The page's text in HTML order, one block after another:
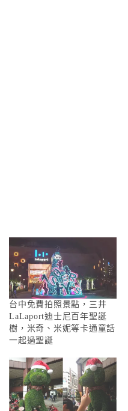
台中免費拍照景點，三井
LaLaport迪士尼百年聖誕
樹，米奇、米妮等卡通童話
一起過聖誕